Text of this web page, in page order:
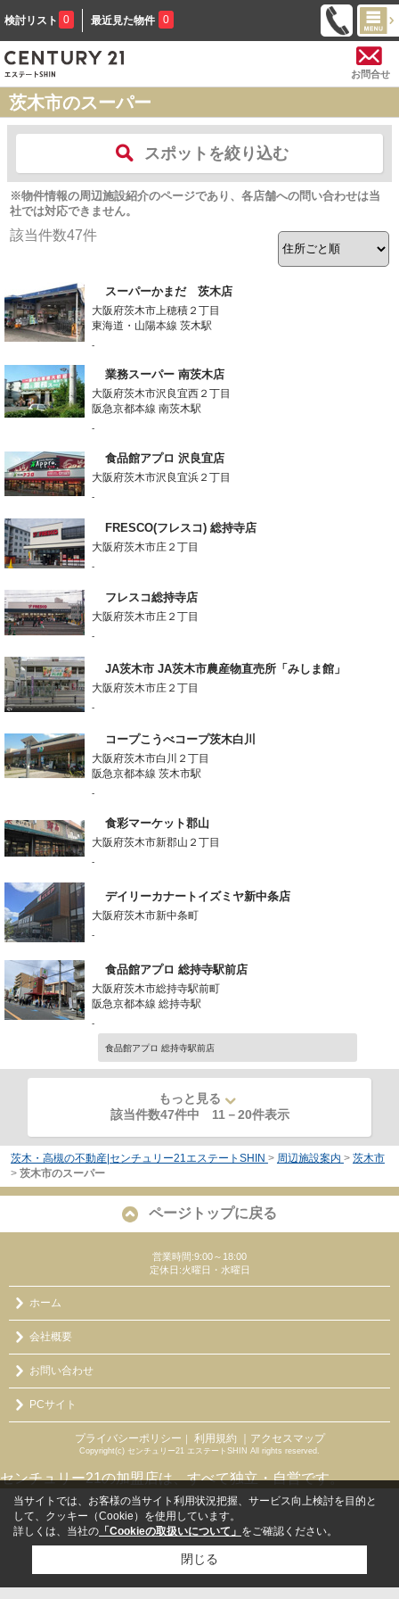
検討リスト 0 最近見た物件 0
お問合せ
茨木市のスーパー
スポットを絞り込む
※物件情報の周辺施設紹介のページであり、各店舗への問い合わせは当
社では対応できません。
該当件数47件
スーパーかまだ 茨木店
大阪府茨木市上穂積２丁目
東海道・山陽本線 茨木駅
-
業務スーパー 南茨木店
大阪府茨木市沢良宜西２丁目
阪急京都本線 南茨木駅
-
食品館アプロ 沢良宜店
大阪府茨木市沢良宜浜２丁目
-
FRESCO(フレスコ) 総持寺店
大阪府茨木市庄２丁目
-
フレスコ総持寺店
大阪府茨木市庄２丁目
-
JA茨木市 JA茨木市農産物直売所「みしま館」
大阪府茨木市庄２丁目
-
コープこうべコープ茨木白川
大阪府茨木市白川２丁目
阪急京都本線 茨木市駅
-
食彩マーケット郡山
大阪府茨木市新郡山２丁目
-
デイリーカナートイズミヤ新中条店
大阪府茨木市新中条町
-
食品館アプロ 総持寺駅前店
大阪府茨木市総持寺駅前町
阪急京都本線 総持寺駅
-
食品館アプロ 総持寺駅前店
もっと見る
該当件数47件中 11 －20件表示
茨木・高槻の不動産|センチュリー21エステートSHIN > 周辺施設案内 > 茨木市
> 茨木市のスーパー
ページトップに戻る
営業時間:9:00～18:00
定休日:火曜日・水曜日
ホーム
会社概要
お問い合わせ
PCサイト
プライバシーポリシー ｜ 利用規約 ｜アクセスマップ
Copyright(c) センチュリー21 エステートSHIN All rights reserved.
センチュリー21の加盟店は、すべて独立・自営です。
当サイトでは、お客様の当サイト利用状況把握、サービス向上検討を目的と
して、クッキー（Cookie）を使用しています。
詳しくは、当社の 「Cookieの取扱いについて」 をご確認ください。
閉じる